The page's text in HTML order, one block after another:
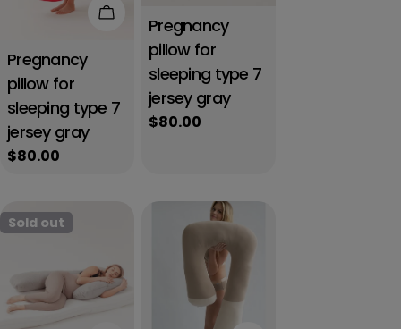
Add to cart
Pregnancy
pillow for
sleeping type 7
jersey gray
Regular
$80.00
Pregnancy
pillow for
sleeping type 7
jersey gray
Regular
$80.00
Sold out